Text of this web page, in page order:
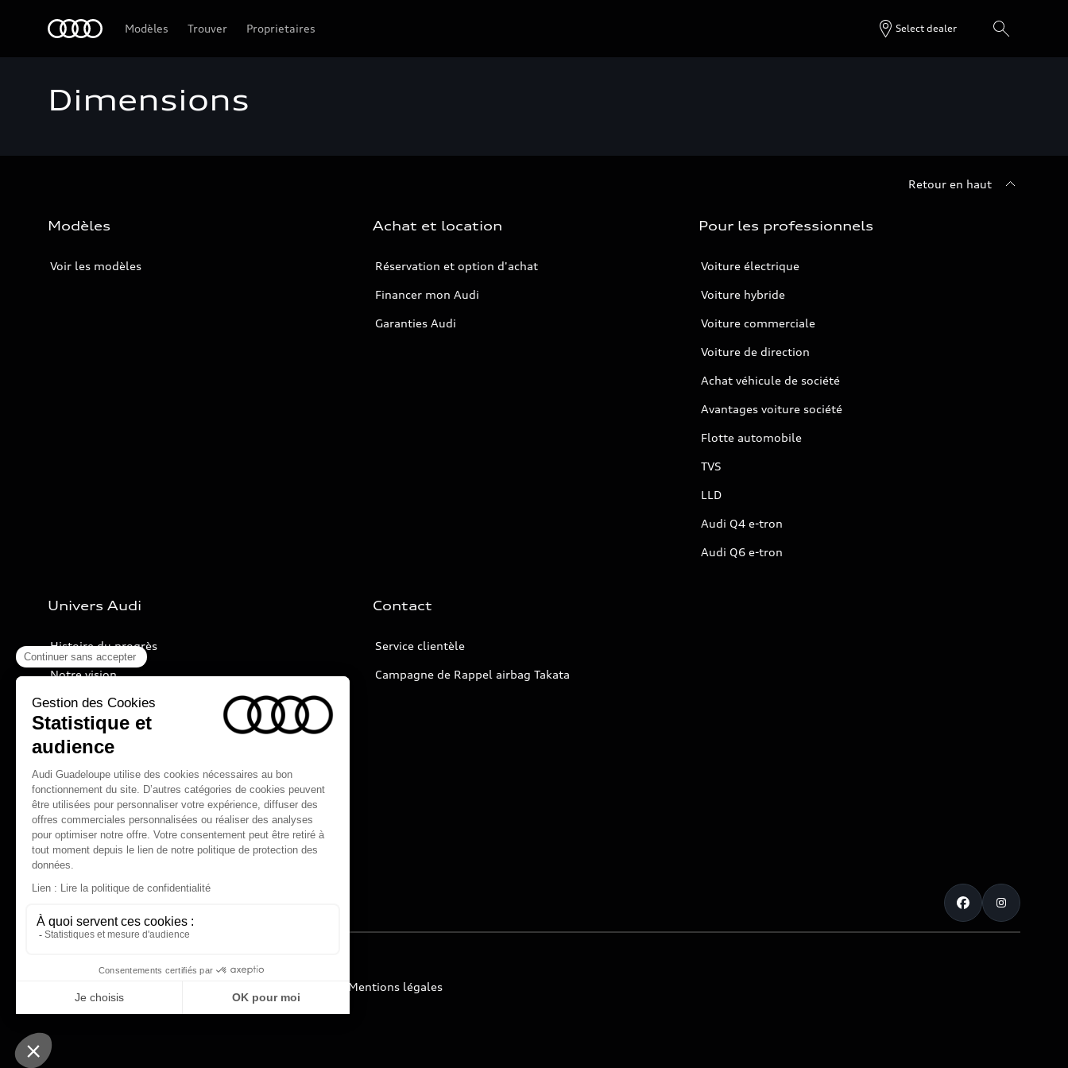
Modèles Trouver Proprietaires Select dealer
Dimensions
Retour en haut
Modèles
Voir les modèles
Achat et location
Réservation et option d'achat
Financer mon Audi
Garanties Audi
Pour les professionnels
Voiture électrique
Voiture hybride
Voiture commerciale
Voiture de direction
Achat véhicule de société
Avantages voiture société
Flotte automobile
TVS
LLD
Audi Q4 e-tron
Audi Q6 e-tron
Univers Audi
Histoire du progrès
Notre vision
Audi Sport
Nos technologies
Programme culturel Audi talents
Espace actualités Audi
Contact
Service clientèle
Campagne de Rappel airbag Takata
Mentions légales